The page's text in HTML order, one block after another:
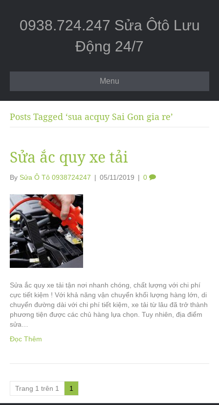
0938.724.247 Sửa Ôtô Lưu
Động 24/7
Menu
Posts Tagged ‘sua acquy Sai Gon gia re’
Sửa ắc quy xe tải
By Sửa Ô Tô 0938724247 | 05/11/2019 | 0
Sửa ắc quy xe tải tận nơi nhanh chóng, chất lượng với chi phí
cực tiết kiệm ! Với khả năng vận chuyển khối lượng hàng lớn, di
chuyển đường dài với chi phí tiết kiệm, xe tải từ lâu đã trở thành
phương tiện được các chủ hàng lựa chọn. Tuy nhiên, địa điểm
sửa…
Đọc Thêm
Trang 1 trên 1 1